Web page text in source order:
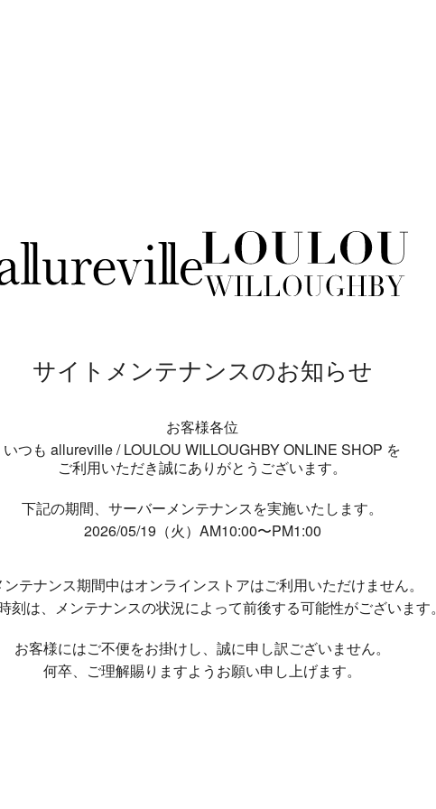
サイトメンテナンスのお知らせ
お客様各位
いつも allureville / LOULOU WILLOUGHBY ONLINE SHOP を
ご利用いただき誠にありがとうございます。
下記の期間、サーバーメンテナンスを実施いたします。
2026/05/19（火）AM10:00〜PM1:00
ンテナンス期間中はオンラインストアはご利用いただけません。
刻は、メンテナンスの状況によって前後する可能性がございます。
お客様にはご不便をお掛けし、 誠に申し訳ございません。
何卒、ご理解賜りますようお願い申し上げます。